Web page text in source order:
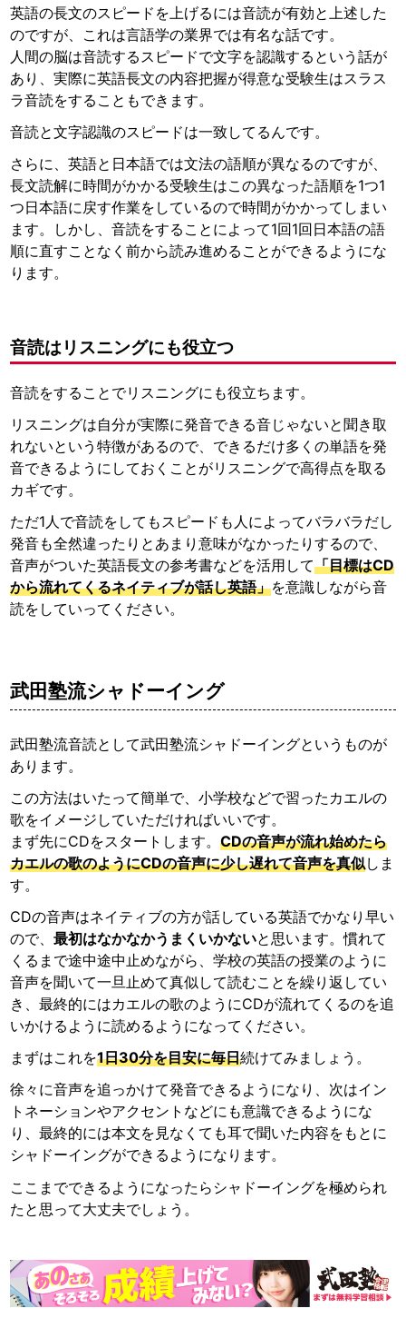
英語の長文のスピードを上げるには音読が有効と上述した
のですが、これは言語学の業界では有名な話です。
人間の脳は音読するスピードで文字を認識するという話が
あり、実際に英語長文の内容把握が得意な受験生はスラス
ラ音読をすることもできます。
音読と文字認識のスピードは一致してるんです。
さらに、英語と日本語では文法の語順が異なるのですが、
長文読解に時間がかかる受験生はこの異なった語順を1つ1
つ日本語に戻す作業をしているので時間がかかってしまい
ます。しかし、音読をすることによって1回1回日本語の語
順に直すことなく前から読み進めることができるようにな
ります。
音読はリスニングにも役立つ
音読をすることでリスニングにも役立ちます。
リスニングは自分が実際に発音できる音じゃないと聞き取
れないという特徴があるので、できるだけ多くの単語を発
音できるようにしておくことがリスニングで高得点を取る
カギです。
ただ1人で音読をしてもスピードも人によってバラバラだし
発音も全然違ったりとあまり意味がなかったりするので、
音声がついた英語長文の参考書などを活用して「目標はCD
から流れてくるネイティブが話し英語」を意識しながら音
読をしていってください。
武田塾流シャドーイング
武田塾流音読として武田塾流シャドーイングというものが
あります。
この方法はいたって簡単で、小学校などで習ったカエルの
歌をイメージしていただければいいです。
まず先にCDをスタートします。CDの音声が流れ始めたら
カエルの歌のようにCDの音声に少し遅れて音声を真似しま
す。
CDの音声はネイティブの方が話している英語でかなり早い
ので、最初はなかなかうまくいかないと思います。慣れて
くるまで途中途中止めながら、学校の英語の授業のように
音声を聞いて一旦止めて真似して読むことを繰り返してい
き、最終的にはカエルの歌のようにCDが流れてくるのを追
いかけるように読めるようになってください。
まずはこれを1日30分を目安に毎日続けてみましょう。
徐々に音声を追っかけて発音できるようになり、次はイン
トネーションやアクセントなどにも意識できるようにな
り、最終的には本文を見なくても耳で聞いた内容をもとに
シャドーイングができるようになります。
ここまでできるようになったらシャドーイングを極められ
たと思って大丈夫でしょう。